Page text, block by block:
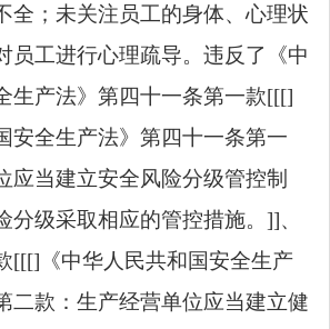
全；未关注员工的身体、心理状
员工进行心理疏导。违反了《中
生产法》第四十一条第一款[[[]
安全生产法》第四十一条第一
应当建立安全风险分级管控制
分级采取相应的管控措施。]]、
[[[]《中华人民共和国安全生产
二款：生产经营单位应当建立健